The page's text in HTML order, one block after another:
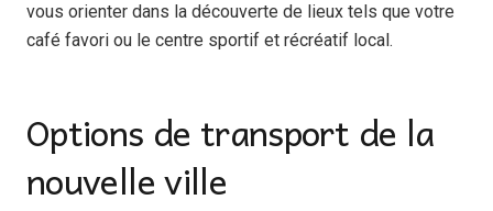
vous orienter dans la découverte de lieux tels que votre
café favori ou le centre sportif et récréatif local.
Options de transport de la
nouvelle ville